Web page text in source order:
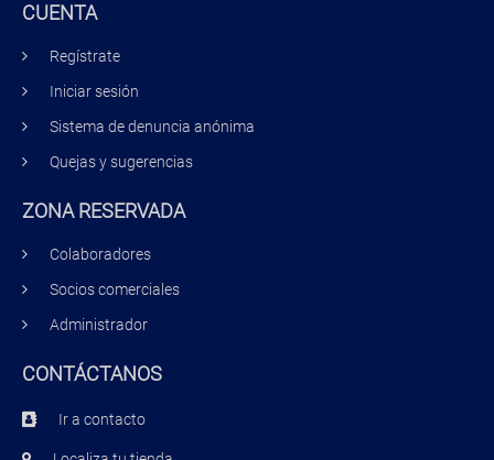
CUENTA
Regístrate
Iniciar sesión
Sistema de denuncia anónima
Quejas y sugerencias
ZONA RESERVADA
Colaboradores
Socios comerciales
Administrador
CONTÁCTANOS
Ir a contacto